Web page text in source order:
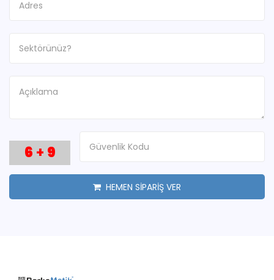
6 + 9
HEMEN SİPARİŞ VER